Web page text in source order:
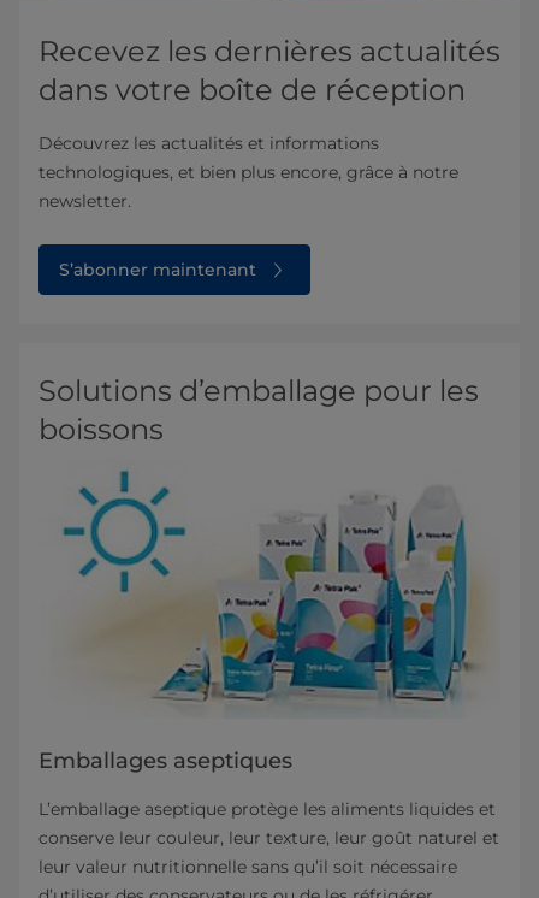
Recevez les dernières actualités
dans votre boîte de réception
Découvrez les actualités et informations
technologiques, et bien plus encore, grâce à notre
newsletter.
S’abonner maintenant
Solutions d’emballage pour les
boissons
Emballages aseptiques
L’emballage aseptique protège les aliments liquides et
conserve leur couleur, leur texture, leur goût naturel et
leur valeur nutritionnelle sans qu’il soit nécessaire